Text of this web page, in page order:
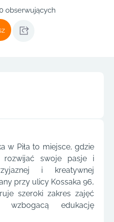
obserwujących
w Piła to miejsce, gdzie
rozwijać swoje pasje i
i kreatywnej
przy ulicy Kossaka 96,
szeroki zakres zajęć
wzbogacą edukację